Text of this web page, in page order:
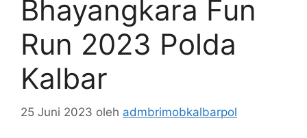
Bhayangkara Fun
Run 2023 Polda
Kalbar
25 Juni 2023 oleh admbrimobkalbarpol